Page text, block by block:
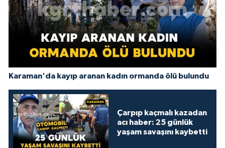
Karaman'da kayıp aranan kadın ormanda ölü bulundu
Çarpıp kaçmalı kazadan
acı haber: 25 günlük
yaşam savaşını kaybetti